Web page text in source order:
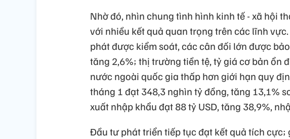
Nhờ đó, nhìn chung tình hình kinh tế - xã hội
với nhiều kết quả quan trọng trên các lĩnh
phát được kiểm soát, các cân đối lớn được
tăng 2,6%; thị trường tiền tệ, tỷ giá cơ bản ổn
nước ngoài quốc gia thấp hơn giới hạn quy
tháng 1 đạt 348,3 nghìn tỷ đồng, tăng 13,1%
xuất nhập khẩu đạt 88 tỷ USD, tăng 38,9%,
Đầu tư phát triển tiếp tục đạt kết quả tích